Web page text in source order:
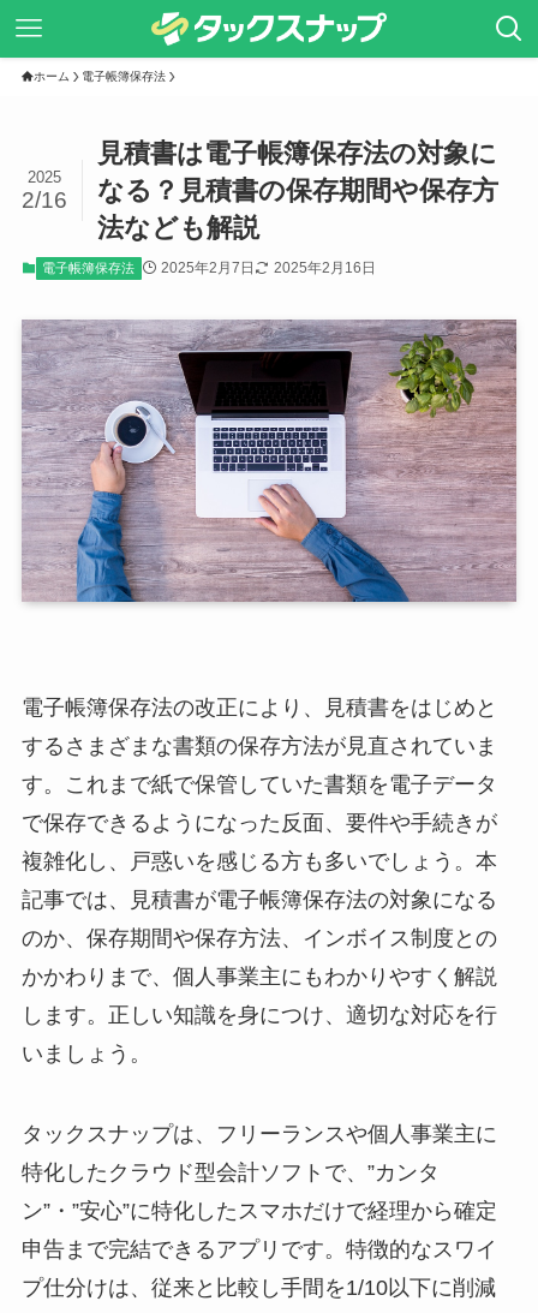
ホーム 電子帳簿保存法
見積書は電子帳簿保存法の対象に
なる？見積書の保存期間や保存方
法なども解説
2025
2/16
電子帳簿保存法 2025年2月7日 2025年2月16日
電子帳簿保存法の改正により、見積書をはじめと
するさまざまな書類の保存方法が見直されていま
す。これまで紙で保管していた書類を電子データ
で保存できるようになった反面、要件や手続きが
複雑化し、戸惑いを感じる方も多いでしょう。本
記事では、見積書が電子帳簿保存法の対象になる
のか、保存期間や保存方法、インボイス制度との
かかわりまで、個人事業主にもわかりやすく解説
します。正しい知識を身につけ、適切な対応を行
いましょう。
タックスナップは、フリーランスや個人事業主に
特化したクラウド型会計ソフトで、”カンタ
ン”・”安心”に特化したスマホだけで経理から確定
申告まで完結できるアプリです。特徴的なスワイ
プ仕分けは、従来と比較し手間を1/10以下に削減